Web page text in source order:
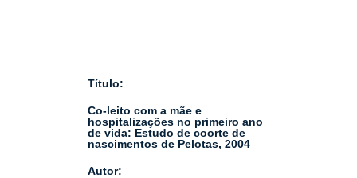
Título:
Co-leito com a mãe e
hospitalizações no primeiro ano
de vida: Estudo de coorte de
nascimentos de Pelotas, 2004
Autor: